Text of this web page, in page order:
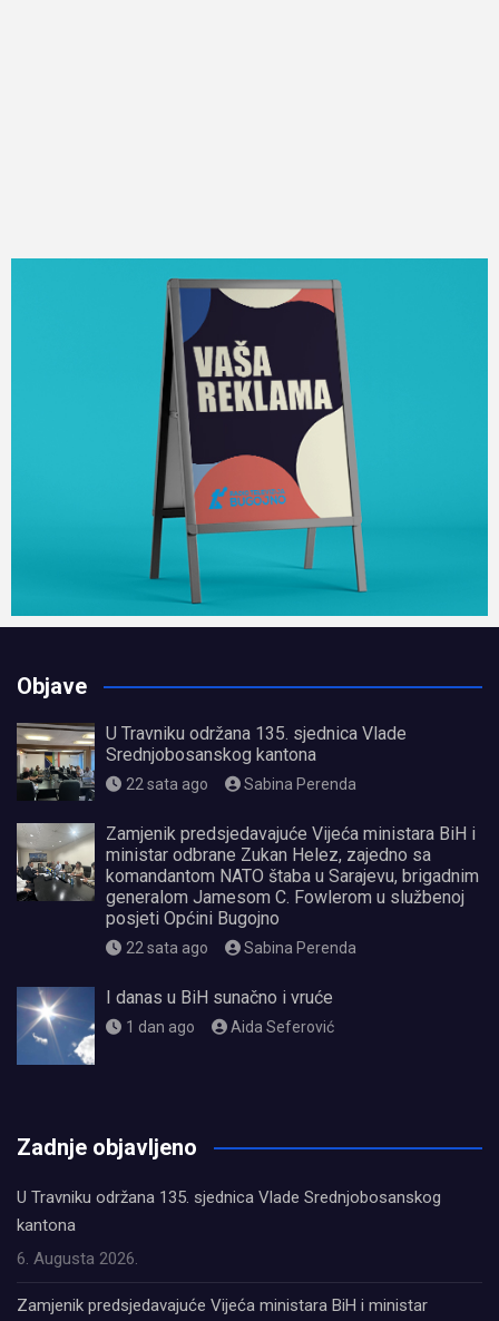
Objave
U Travniku održana 135. sjednica Vlade
Srednjobosanskog kantona
22 sata ago Sabina Perenda
Zamjenik predsjedavajuće Vijeća ministara BiH i
ministar odbrane Zukan Helez, zajedno sa
komandantom NATO štaba u Sarajevu, brigadnim
generalom Jamesom C. Fowlerom u službenoj
posjeti Općini Bugojno
22 sata ago Sabina Perenda
I danas u BiH sunačno i vruće
1 dan ago Aida Seferović
Zadnje objavljeno
U Travniku održana 135. sjednica Vlade Srednjobosanskog
kantona
6. Augusta 2026.
Zamjenik predsjedavajuće Vijeća ministara BiH i ministar